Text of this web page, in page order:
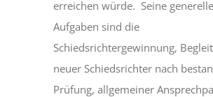
erreichen würde. Seine
Aufgaben sind die
Schiedsrichtergewinnung,
neuer Schiedsrichter nach
Prüfung, allgemeiner